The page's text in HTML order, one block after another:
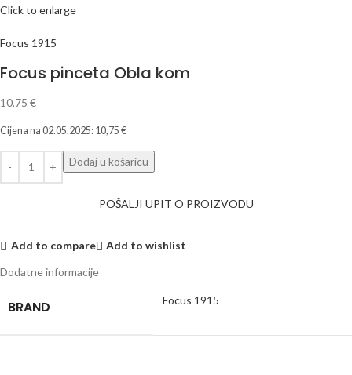
Click to enlarge
Focus 1915
Focus pinceta Obla kom
10,75 €
Cijena na 02.05.2025: 10,75 €
Dodaj u košaricu
POŠALJI UPIT O PROIZVODU
Add to compare
Add to wishlist
Dodatne informacije
BRAND Focus 1915